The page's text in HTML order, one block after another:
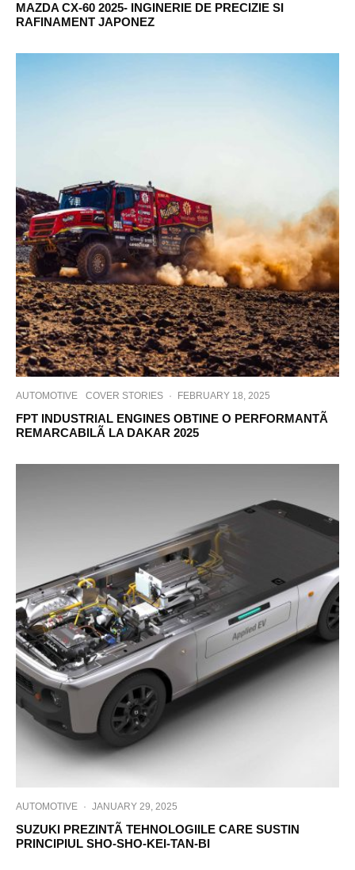
MAZDA CX-60 2025- INGINERIE DE PRECIZIE SI
RAFINAMENT JAPONEZ
AUTOMOTIVE COVER STORIES · FEBRUARY 18, 2025
FPT INDUSTRIAL ENGINES OBTINE O PERFORMANTÃ
REMARCABILÃ LA DAKAR 2025
AUTOMOTIVE · JANUARY 29, 2025
SUZUKI PREZINTÃ TEHNOLOGIILE CARE SUSTIN
PRINCIPIUL SHO-SHO-KEI-TAN-BI